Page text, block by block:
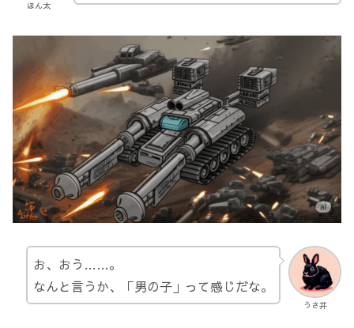
ほん太
うさ井
お、おう……。
なんと言うか、「男の子」って感じだな。